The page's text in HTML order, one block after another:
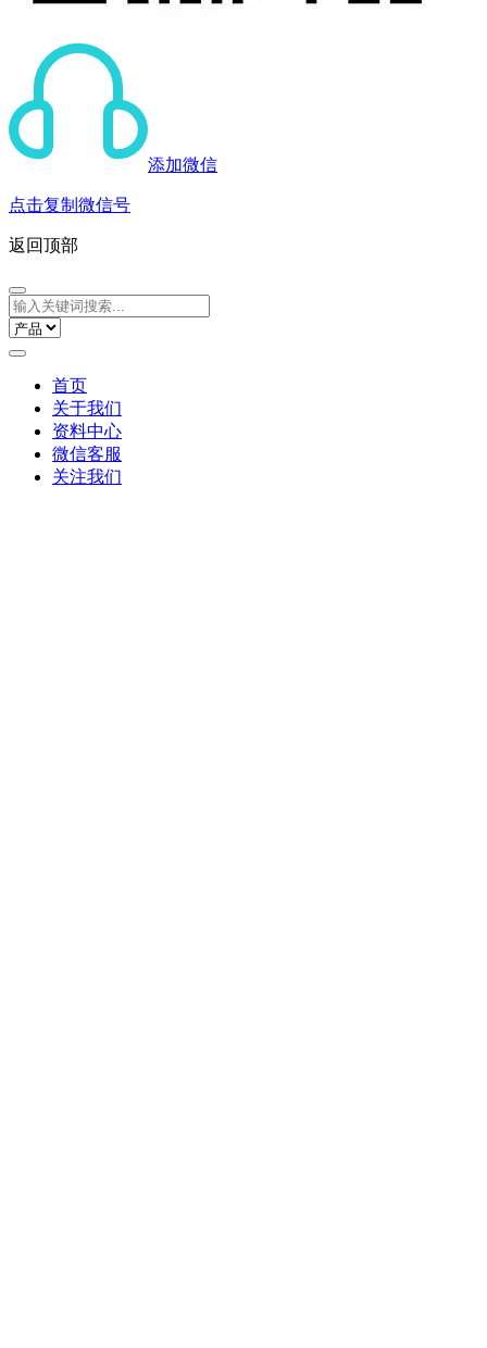
添加微信
点击复制微信号
返回顶部
首页
关于我们
资料中心
微信客服
关注我们